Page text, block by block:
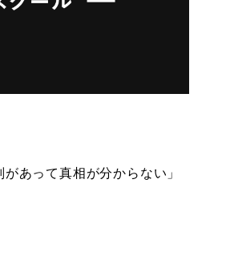
あって真相が分からない」